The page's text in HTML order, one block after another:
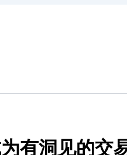
有洞见的交